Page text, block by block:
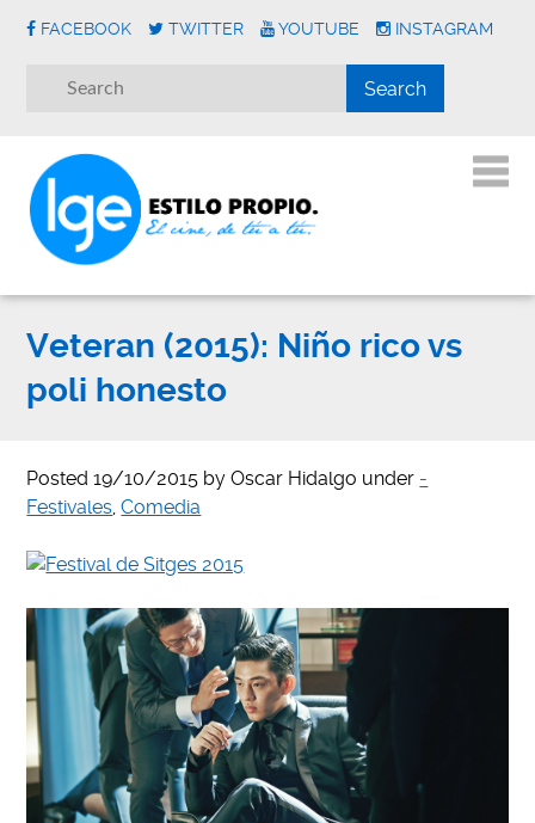
FACEBOOK TWITTER YOUTUBE INSTAGRAM
Veteran (2015): Niño rico vs
poli honesto
Posted19/10/2015 byOscar Hidalgo under -
Festivales,Comedia